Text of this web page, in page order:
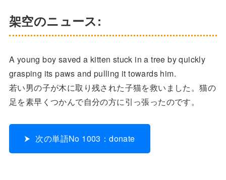
架空のニュース:
A young boy saved a kitten stuck in a tree by quickly
grasping its paws and pulling it towards him.
若い男の子が木に取り残された子猫を救いました。猫の
足を素早くつかんで自分の方に引っ張ったのです。
次の単語No 1003：donate